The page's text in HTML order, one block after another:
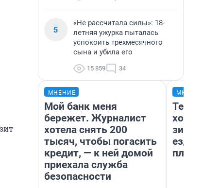
5
«Не рассчитала силы»: 18-
летняя ужурка пыталась
успокоить трехмесячного
сына и убила его
15 859 34
МНЕНИЕ
Мой банк меня
бережет. Журналист
хотела снять 200
тысяч, чтобы погасить
кредит, — к ней домой
приехала служба
безопасности
ездит